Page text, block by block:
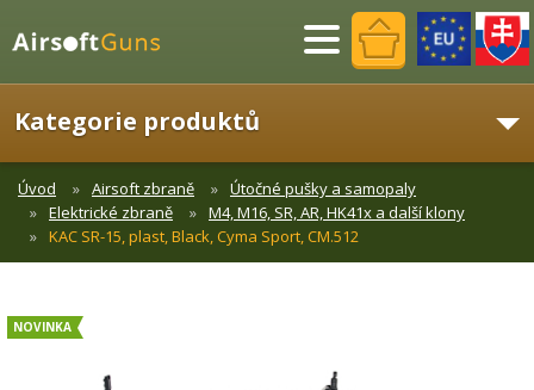
Menu
Kategorie produktů
Úvod Airsoft zbraně
Útočné pušky a samopaly
Elektrické zbraně
M4, M16, SR, AR, HK41x a další klony
KAC SR-15, plast, Black, Cyma Sport, CM.512
NOVINKA